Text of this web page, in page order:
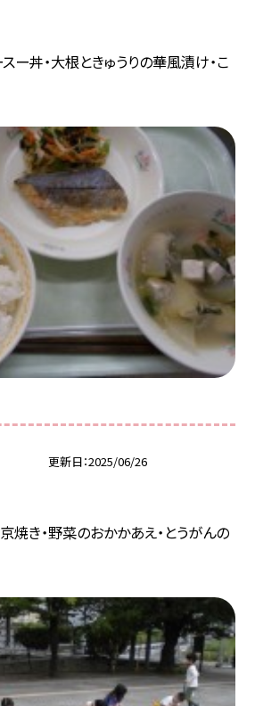
ー丼・大根ときゅうりの華風漬け・こ
更新日 2025/06/26
焼き・野菜のおかかあえ・とうがんの